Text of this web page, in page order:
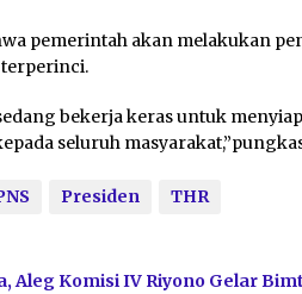
pemerintah akan melakukan
bekerja keras untuk
seluruh
Presiden THR
Aleg Komisi IV Riyono Gelar